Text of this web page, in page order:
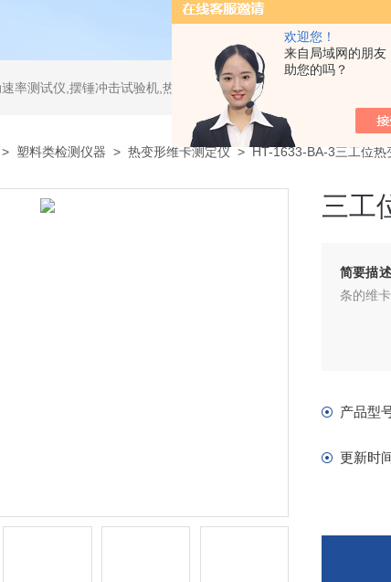
欢迎您！
来自局域网的朋友
助您的吗？
锤冲击试验机,热变形维卡试验机,密度测试仪,水平垂直燃烧试验机,针焰试验机,恒温恒湿试验机,UV紫外线
> 塑料类检测仪器 > 热变形维卡测定仪> HT-1633-BA-3三工位热
三工
简要描述
条的维
产品型
更新时